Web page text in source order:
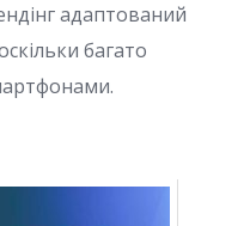
адаптований
багато